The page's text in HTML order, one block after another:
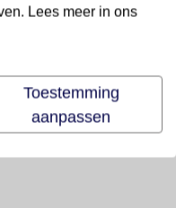
Lees meer in ons
Toestemming
aanpassen